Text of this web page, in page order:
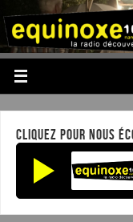
CLIQUEZ POUR NOUS